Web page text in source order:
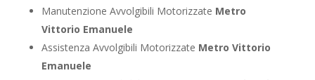
Manutenzione Avvolgibili Motorizzate Metro
Vittorio Emanuele
Assistenza Avvolgibili Motorizzate Metro Vittorio
Emanuele